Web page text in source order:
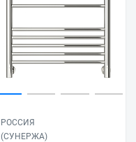
РОССИЯ
(СУНЕРЖА)